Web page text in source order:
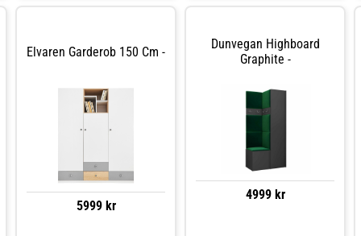
Elvaren Garderob 150 Cm -
5999 kr
Dunvegan Highboard
Graphite -
4999 kr